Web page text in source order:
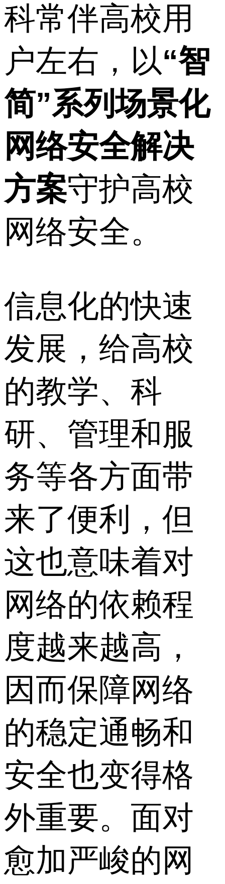
科常伴高校用
户左右，以“智
简”系列场景化
网络安全解决
方案守护高校
网络安全。
信息化的快速
发展，给高校
的教学、科
研、管理和服
务等各方面带
来了便利，但
这也意味着对
网络的依赖程
度越来越高，
因而保障网络
的稳定通畅和
安全也变得格
外重要。面对
愈加严峻的网